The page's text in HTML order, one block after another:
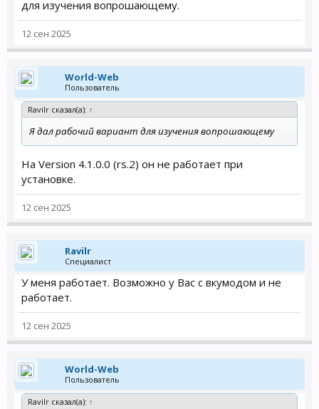
для изучения вопрошающему.
12 сен 2025
World-Web
Пользователь
Ravilr сказал(а): ↑
Я дал рабочий вариант для изучения вопрошающему
На Version 4.1.0.0 (rs.2) он не работает при
установке.
12 сен 2025
Ravilr
Специалист
У меня работает. Возможно у Вас с вкумодом и не
работает.
12 сен 2025
World-Web
Пользователь
Ravilr сказал(а): ↑